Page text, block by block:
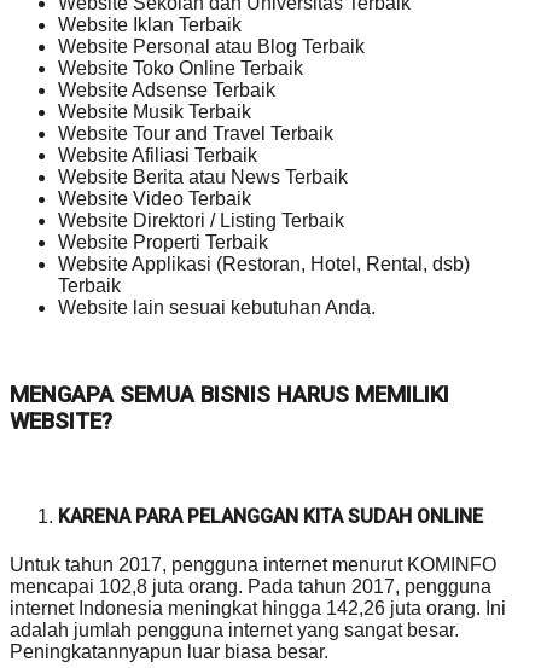
Website Iklan Terbaik
Website Personal atau Blog Terbaik
Website Toko Online Terbaik
Website Adsense Terbaik
Website Musik Terbaik
Website Tour and Travel Terbaik
Website Afiliasi Terbaik
Website Berita atau News Terbaik
Website Video Terbaik
Website Direktori / Listing Terbaik
Website Properti Terbaik
Website Applikasi (Restoran, Hotel, Rental, dsb)
Terbaik
Website lain sesuai kebutuhan Anda.
MENGAPA SEMUA BISNIS HARUS MEMILIKI
WEBSITE?
KARENA PARA PELANGGAN KITA SUDAH ONLINE
Untuk tahun 2017, pengguna internet menurut KOMINFO
mencapai 102,8 juta orang. Pada tahun 2017, pengguna
internet Indonesia meningkat hingga 142,26 juta orang. Ini
adalah jumlah pengguna internet yang sangat besar.
Peningkatannyapun luar biasa besar.